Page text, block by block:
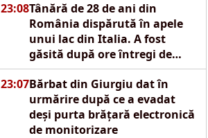
23:08Tânără de 28 de ani din
România dispărută în apele
unui lac din Italia. A fost
găsită după ore întregi de
căutări
23:07Bărbat din Giurgiu dat în
urmărire după ce a evadat
deși purta brățară electronică
de monitorizare